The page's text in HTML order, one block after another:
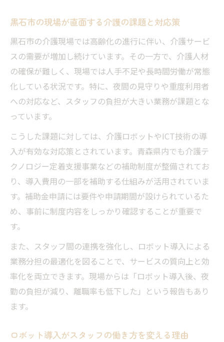
黒石市の現場が直面する介護の課題と対応策
黒石市の介護現場では高齢化の進行に伴い、介護サービ
スの需要が増加し続けています。その一方で、介護人材
の確保が難しく、現場では人手不足や長時間労働が常態
化している状況です。特に、夜間の見守りや重度利用者
への対応など、スタッフの負担が大きい業務が課題とな
っています。
こうした課題に対しては、介護ロボットやICT技術の導
入が有効な対応策とされています。青森県内でも介護テ
クノロジー定着支援事業などの補助制度が整備されてお
り、導入費用の一部を補助する仕組みが活用されていま
す。補助金申請には要件や申請期間が設けられているた
め、事前に制度内容をしっかり確認することが重要で
す。
また、スタッフ間の連携を強化し、ロボット導入による
業務分担の最適化を図ることで、サービスの質向上と効
率化を両立できます。現場からは「ロボット導入後、夜
勤の負担が減り、離職率も低下した」という報告もあり
ます。
ロボット導入がスタッフの働き方を変える理由